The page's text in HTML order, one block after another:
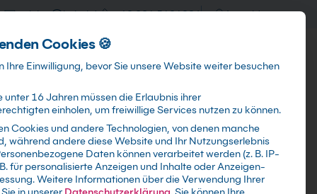
training@kebel.de +49 231 5191986 Anmelden
Suchen
Info & Services Kontakt
Cookies 🍪
Ihre Einwilligung, bevor Sie unsere Website weiter besuchen
unter 16 Jahren müssen die Erlaubnis ihrer
einholen, um freiwillige Services nutzen zu können.
Cookies und andere Technologien, von denen manche
während andere diese Website und Ihr Nutzungserlebnis
Daten können verarbeitet werden (z. B. IP-
für personalisierte Anzeigen und Inhalte oder Anzeigen-
Weitere Informationen über die Verwendung Ihrer